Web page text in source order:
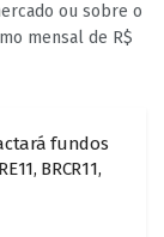
ou sobre o
mensal de R$
fundos
BRCR11,